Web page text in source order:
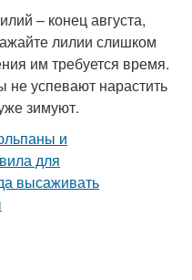
– конец августа,
лилии слишком
им требуется время.
не успевают нарастить
зимуют.